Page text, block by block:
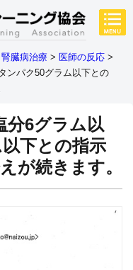
腎臓病治療 > 医師の反応 >
ンパク50グラム以下との
分6グラム以
下との指示
が続きます。